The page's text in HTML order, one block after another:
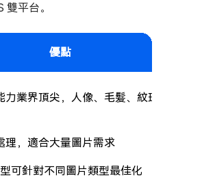
平台。
優點
力業界頂尖，人像、毛髮、紋理表現極
理，適合大量圖片需求
可針對不同圖片類型最佳化